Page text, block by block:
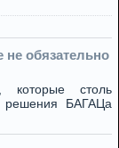
не обязательно
столь
решения БАГАЦа